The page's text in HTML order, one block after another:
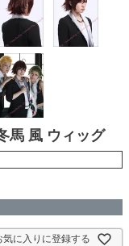
馬 風 ウィッグ
気に入りに登録する